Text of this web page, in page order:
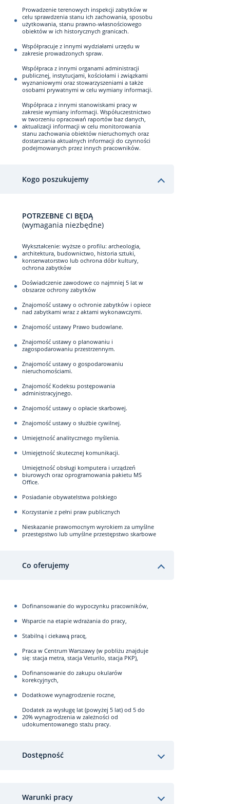
Prowadzenie terenowych inspekcji zabytków w
celu sprawdzenia stanu ich zachowania, sposobu
użytkowania, stanu prawno-własnościowego
obiektów w ich historycznych granicach.
Współpracuje z innymi wydziałami urzędu w
zakresie prowadzonych spraw.
Współpraca z innymi organami administracji
publicznej, instytucjami, kościołami i związkami
wyznaniowymi oraz stowarzyszeniami a także
osobami prywatnymi w celu wymiany informacji.
Współpraca z innymi stanowiskami pracy w
zakresie wymiany informacji. Współuczestnictwo
w tworzeniu opracowań raportów baz danych,
aktualizacji informacji w celu monitorowania
stanu zachowania obiektów nieruchomych oraz
dostarczania aktualnych informacji do czynności
podejmowanych przez innych pracowników.
Kogo poszukujemy
POTRZEBNE CI BĘDĄ
(wymagania niezbędne)
Wykształcenie: wyższe o profilu: archeologia,
architektura, budownictwo, historia sztuki,
konserwatorstwo lub ochrona dóbr kultury,
ochrona zabytków
Doświadczenie zawodowe co najmniej 5 lat w
obszarze ochrony zabytków
Znajomość ustawy o ochronie zabytków i opiece
nad zabytkami wraz z aktami wykonawczymi.
Znajomość ustawy Prawo budowlane.
Znajomość ustawy o planowaniu i
zagospodarowaniu przestrzennym.
Znajomość ustawy o gospodarowaniu
nieruchomościami.
Znajomość Kodeksu postępowania
administracyjnego.
Znajomość ustawy o opłacie skarbowej.
Znajomość ustawy o służbie cywilnej.
Umiejętność analitycznego myślenia.
Umiejętność skutecznej komunikacji.
Umiejętność obsługi komputera i urządzeń
biurowych oraz oprogramowania pakietu MS
Office.
Posiadanie obywatelstwa polskiego
Korzystanie z pełni praw publicznych
Nieskazanie prawomocnym wyrokiem za umyślne
przestępstwo lub umyślne przestępstwo skarbowe
Co oferujemy
Dofinansowanie do wypoczynku pracowników,
Wsparcie na etapie wdrażania do pracy,
Stabilną i ciekawą pracę,
Praca w Centrum Warszawy (w pobliżu znajduje
się: stacja metra, stacja Veturilo, stacja PKP),
Dofinansowanie do zakupu okularów
korekcyjnych,
Dodatkowe wynagrodzenie roczne,
Dodatek za wysługę lat (powyżej 5 lat) od 5 do
20% wynagrodzenia w zależności od
udokumentowanego stażu pracy.
Dostępność
Warunki pracy